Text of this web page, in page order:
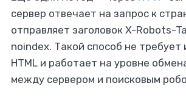
сервер отвечает на запрос к
отправляет заголовок X-Robots-
noindex. Такой способ не требует
HTML и работает на уровне
между сервером и поисковым